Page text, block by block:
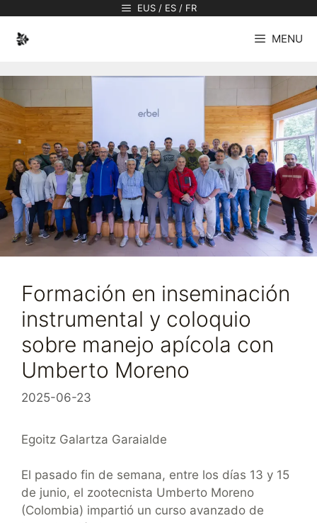
contenido
EUS / ES / FR
MENU
Formación en inseminación
instrumental y coloquio
sobre manejo apícola con
Umberto Moreno
2025-06-23
Egoitz Galartza Garaialde
El pasado fin de semana, entre los días 13 y 15
de junio, el zootecnista Umberto Moreno
(Colombia) impartió un curso avanzado de